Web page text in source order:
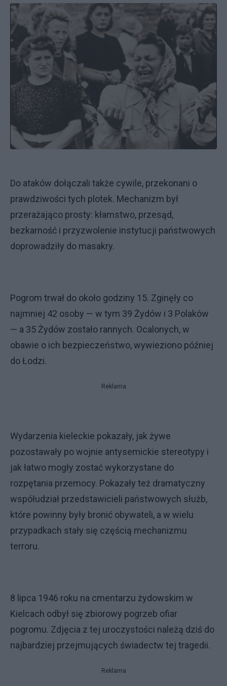
Do ataków dołączali także cywile, przekonani o
prawdziwości tych plotek. Mechanizm był
przerażająco prosty: kłamstwo, przesąd,
bezkarność i przyzwolenie instytucji państwowych
doprowadziły do masakry.
Pogrom trwał do około godziny 15. Zginęły co
najmniej 42 osoby — w tym 39 Żydów i 3 Polaków
— a 35 Żydów zostało rannych. Ocalonych, w
obawie o ich bezpieczeństwo, wywieziono później
do Łodzi.
Reklama
Wydarzenia kieleckie pokazały, jak żywe
pozostawały po wojnie antysemickie stereotypy i
jak łatwo mogły zostać wykorzystane do
rozpętania przemocy. Pokazały też dramatyczny
współudział przedstawicieli państwowych służb,
które powinny były bronić obywateli, a w wielu
przypadkach stały się częścią mechanizmu
terroru.
8 lipca 1946 roku na cmentarzu żydowskim w
Kielcach odbył się zbiorowy pogrzeb ofiar
pogromu. Zdjęcia z tej uroczystości należą dziś do
najbardziej przejmujących świadectw tej tragedii.
Reklama